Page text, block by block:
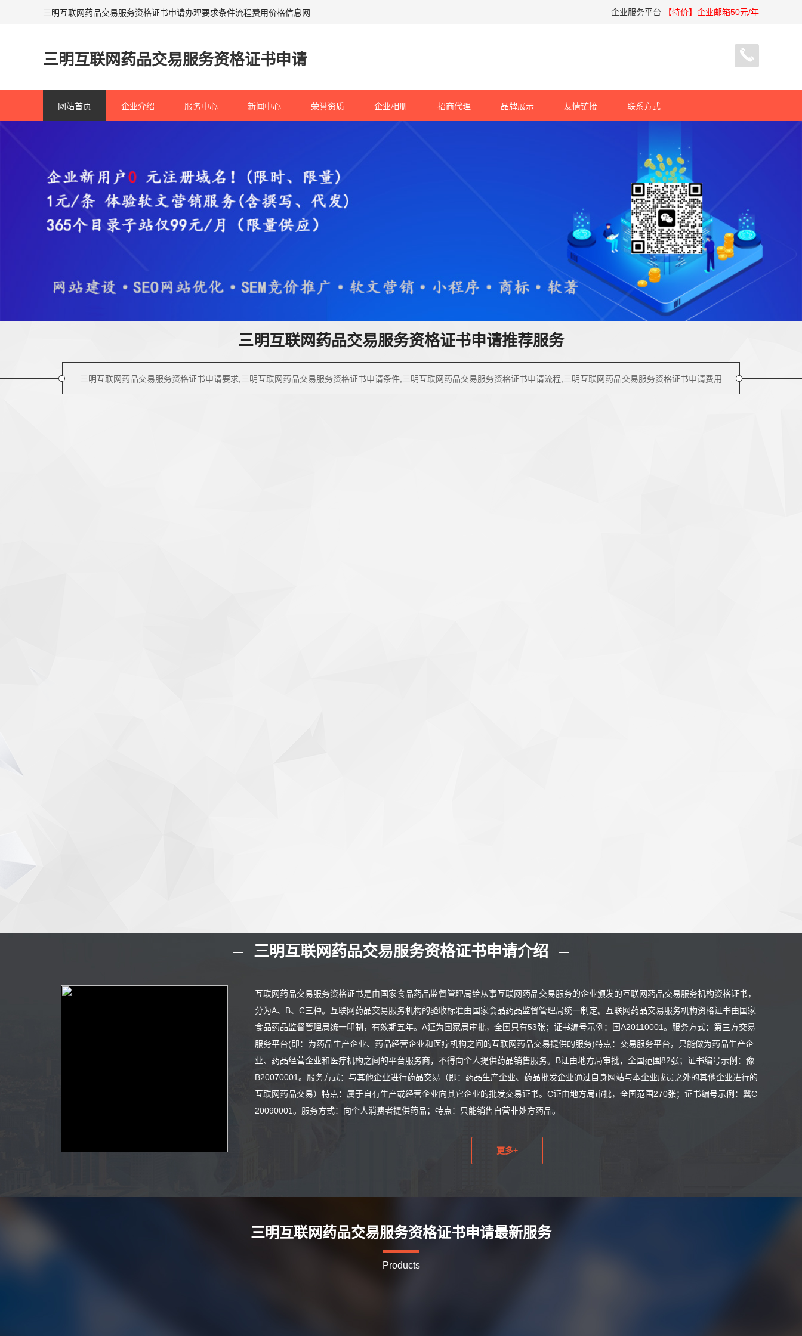
三明互联网药品交易服务资格证书申请办理要求条件流程费用价格信息网 企业服务平台 【特价】企业邮箱50元/年
三明互联网药品交易服务资格证书申请
网站首页 企业介绍 服务中心 新闻中心 荣誉资质 企业相册 招商代理 品牌展示 友情链接 联系方式
三明互联网药品交易服务资格证书申请推荐服务
三明互联网药品交易服务资格证书申请要求,三明互联网药品交易服务资格证书申请条件,三明互联网药品交易服务资格证书申请流程,三明互联网药品交易服务资格证书申请费用
三明互联网药品交易服务资格证书申请介绍
互联网药品交易服务资格证书是由国家食品药品监督管理局给从事互联网药品交易服务的企业颁发的互联网药品交易服务机构资格证书，
分为A、B、C三种。互联网药品交易服务机构的验收标准由国家食品药品监督管理局统一制定。互联网药品交易服务机构资格证书由国家
食品药品监督管理局统一印制，有效期五年。A证为国家局审批，全国只有53张；证书编号示例：国A20110001。服务方式：第三方交易
服务平台(即：为药品生产企业、药品经营企业和医疗机构之间的互联网药品交易提供的服务)特点：交易服务平台，只能做为药品生产企
业、药品经营企业和医疗机构之间的平台服务商，不得向个人提供药品销售服务。B证由地方局审批，全国范围82张；证书编号示例：豫
B20070001。服务方式：与其他企业进行药品交易（即：药品生产企业、药品批发企业通过自身网站与本企业成员之外的其他企业进行的
互联网药品交易）特点：属于自有生产或经营企业向其它企业的批发交易证书。C证由地方局审批，全国范围270张；证书编号示例：冀C
20090001。服务方式：向个人消费者提供药品；特点：只能销售自营非处方药品。
更多+
三明互联网药品交易服务资格证书申请最新服务
Products